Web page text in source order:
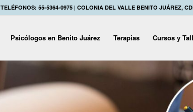
TELÉFONOS: 55-5364-0975 | COLONIA DEL VALLE BENITO JUÁREZ,
Psicólogos en Benito Juárez Terapias Cursos y